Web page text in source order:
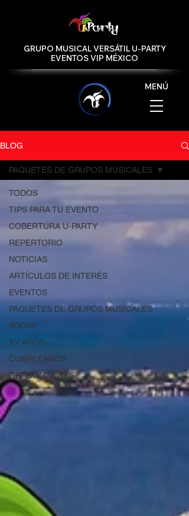
GRUPO MUSICAL VERSÁTIL U-PARTY
EVENTOS VIP MÉXICO
MENÚ
BLOG
TODOS
TIPS PARA TU EVENTO
COBERTURA U-PARTY
REPERTORIO
NOTICIAS
ARTÍCULOS DE INTERÉS
EVENTOS
PAQUETES DE GRUPOS MUSICALES
BODAS
XV AÑOS
CUMPLEAÑOS
GRADUACIONES
PAQUETES DE GRUPOS MUSICALES